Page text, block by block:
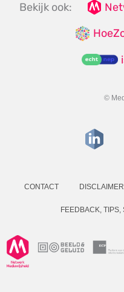
Bekijk ook:
©
CONTACT DISCLAIMER
FEEDBACK, TIPS,